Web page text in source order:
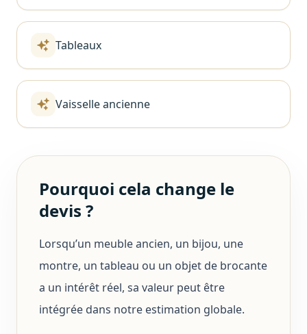
Tableaux
Vaisselle ancienne
Pourquoi cela change le
devis ?
Lorsqu’un meuble ancien, un bijou, une
montre, un tableau ou un objet de brocante
a un intérêt réel, sa valeur peut être
intégrée dans notre estimation globale.